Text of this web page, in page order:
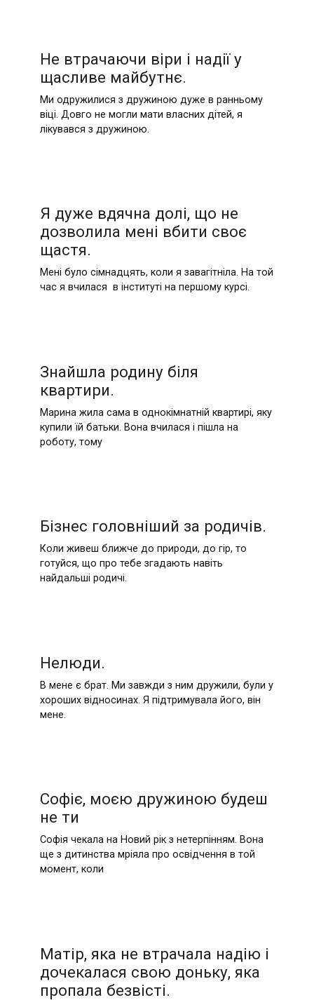
Не втрачаючи віри і надії у
щасливе майбутнє.
Ми одружилися з дружиною дуже в ранньому
віці. Довго не могли мати власних дітей, я
лікувався з дружиною.
Я дуже вдячна долі, що не
дозволила мені вбити своє
щастя.
Мені було сімнадцять, коли я завагітніла. На той
час я вчилася в інституті на першому курсі.
Знайшла родину біля
квартири.
Марина жила сама в однокімнатній квартирі, яку
купили їй батьки. Вона вчилася і пішла на
роботу, тому
Бізнес головніший за родичів.
Коли живеш ближче до природи, до гір, то
готуйся, що про тебе згадають навіть
найдальші родичі.
Нелюди.
В мене є брат. Ми завжди з ним дружили, були у
хороших відносинах. Я підтримувала його, він
мене.
Софіє, моєю дружиною будеш
не ти
Софія чекала на Новий рік з нетерпінням. Вона
ще з дитинства мріяла про освідчення в той
момент, коли
Матір, яка не втрачала надію і
дочекалася свою доньку, яка
пропала безвісті.